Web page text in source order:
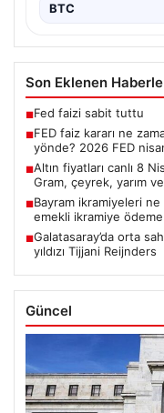
BTC
Son Eklenen
■Fed faizi sabit tuttu
■FED faiz kararı ne
yönde? 2026 FED
■Altın fiyatları canlı 8
Gram, çeyrek, yarım
■Bayram ikramiyeleri ne
emekli ikramiye
■Galatasaray’da orta
yıldızı Tijjani Reijnders
Güncel